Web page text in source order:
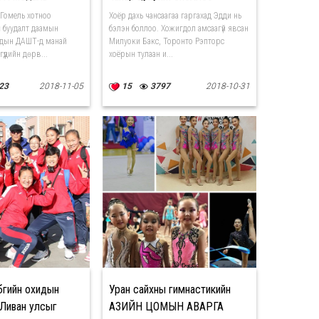
хотноо
буудалт даамын
ДАШТ-д манай
дөрв...
2018-11-05
Хоёр дахь чансаагаа гаргахад Эдди нь
бэлэн боллоо. Хожигдол амсаагүй явсан
Милуоки Бакс, Торонто Рэпторс
хоёрын тулаан и...
15 3797 2018-10-31
охидын
улсыг
Уран сайхны гимнастикийн
АЗИЙН ЦОМЫН АВАРГА